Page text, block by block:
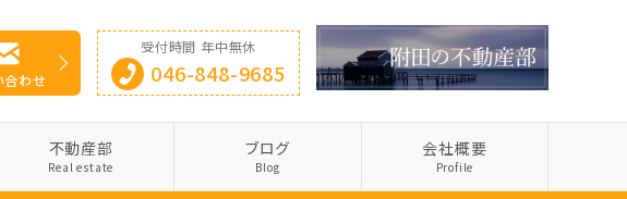
合わせ
受付時間 年中無休
046-848-9685
不動産部
Real estate
ブログ
Blog
会社概要
Profile